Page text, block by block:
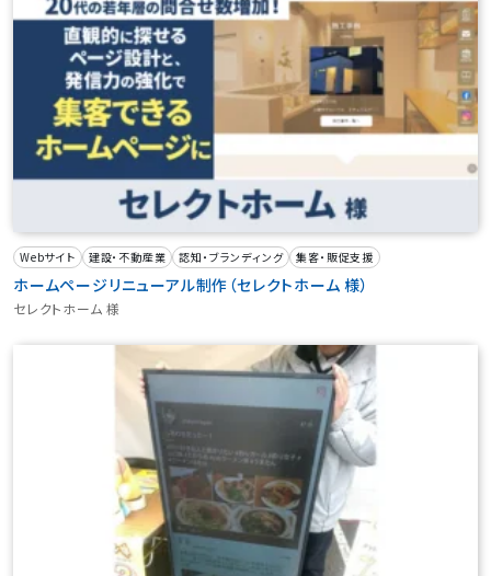
Webサイト 建設・不動産業 認知・ブランディング 集客・販促支援
ホームページリニューアル制作（セレクトホーム 様）
セレクトホーム 様